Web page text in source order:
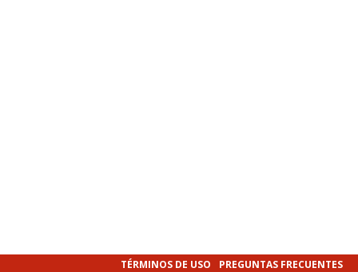
TÉRMINOS DE USO PREGUNTAS FRECUENTES